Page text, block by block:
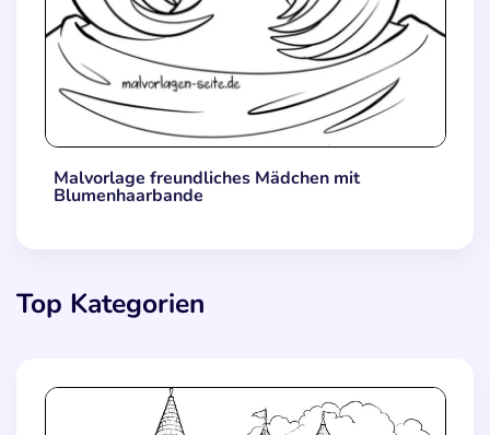
Malvorlage freundliches Mädchen mit
Blumenhaarbande
Top Kategorien